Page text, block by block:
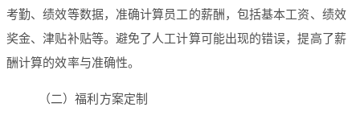
考勤、绩效等数据，准确计算员工的薪酬，包括基本工资、绩效
奖金、津贴补贴等。避免了人工计算可能出现的错误，提高了薪
酬计算的效率与准确性。
（二）福利方案定制